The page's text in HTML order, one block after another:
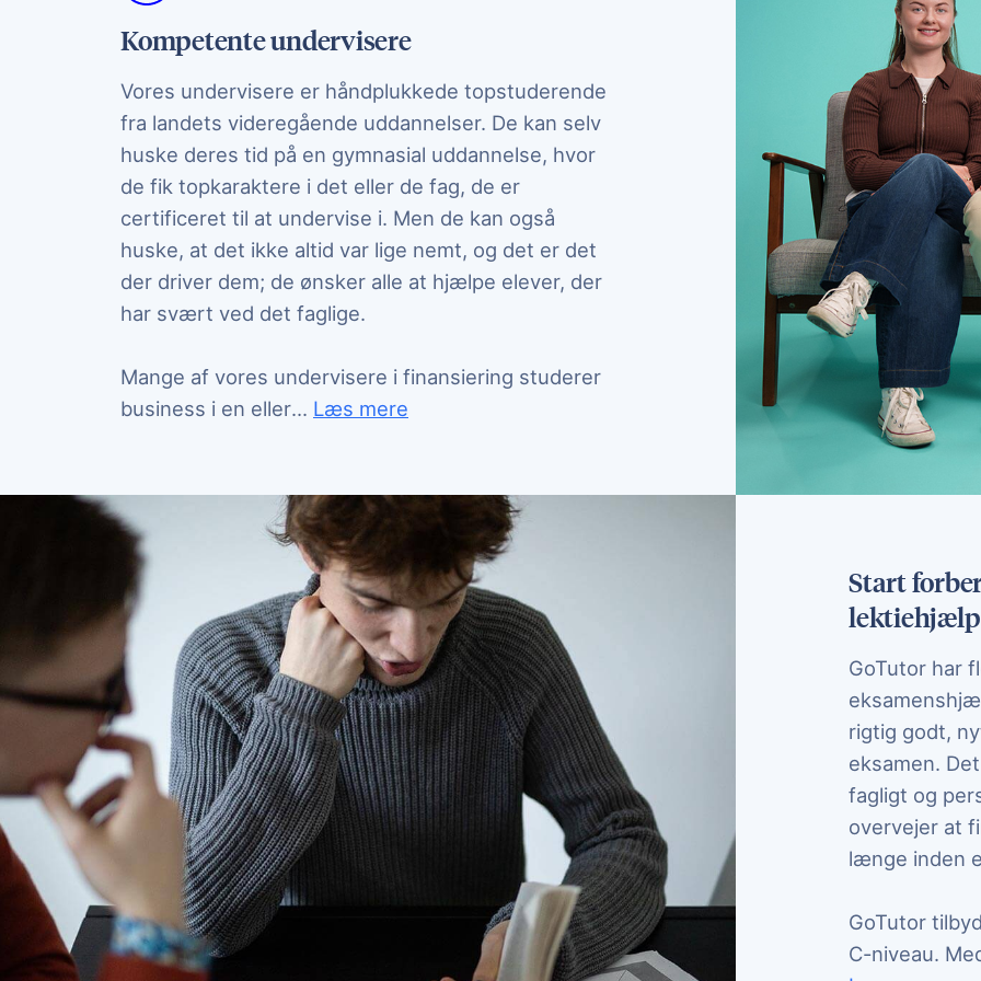
Kompetente undervisere
Vores undervisere er håndplukkede topstuderende
fra landets videregående uddannelser. De kan selv
huske deres tid på en gymnasial uddannelse, hvor
de fik topkaraktere i det eller de fag, de er
certificeret til at undervise i. Men de kan også
huske, at det ikke altid var lige nemt, og det er det
der driver dem; de ønsker alle at hjælpe elever, der
har svært ved det faglige.
Mange af vores undervisere i finansiering studerer
business i en elleranden afskygning. Dette er dog ikke et krav fra GoTutors side. Det
... Læs mere
Start
lektiehjælp
GoTutor har
rigtig godt,
eksamen.
fagligt og
overvejer at
længe inden
GoTutor
C-niveau.